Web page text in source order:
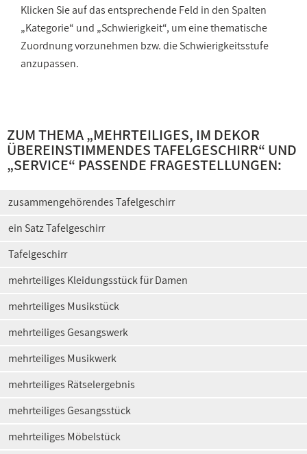
Klicken Sie auf das entsprechende Feld in den Spalten
„Kategorie“ und „Schwierigkeit“, um eine thematische
Zuordnung vorzunehmen bzw. die Schwierigkeitsstufe
anzupassen.
ZUM THEMA „MEHRTEILIGES, IM DEKOR
ÜBEREINSTIMMENDES TAFELGESCHIRR“ UND
„SERVICE“ PASSENDE FRAGESTELLUNGEN:
zusammengehörendes Tafelgeschirr
ein Satz Tafelgeschirr
Tafelgeschirr
mehrteiliges Kleidungsstück für Damen
mehrteiliges Musikstück
mehrteiliges Gesangswerk
mehrteiliges Musikwerk
mehrteiliges Rätselergebnis
mehrteiliges Gesangsstück
mehrteiliges Möbelstück